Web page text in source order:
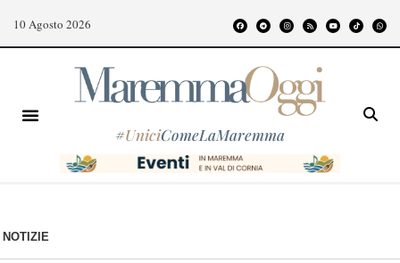
10 Agosto 2026
#UniciComeLaMaremma
NOTIZIE